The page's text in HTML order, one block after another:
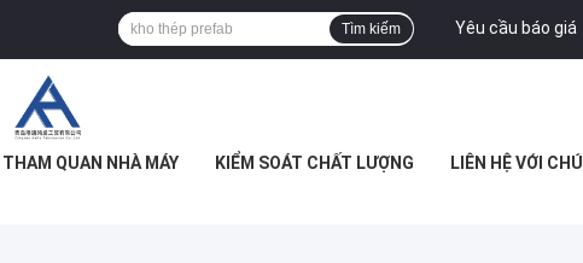
Yêu cầu báo giá
Tìm kiếm
THAM QUAN NHÀ MÁY KIỂM SOÁT CHẤT LƯỢNG LIÊN HỆ VỚI